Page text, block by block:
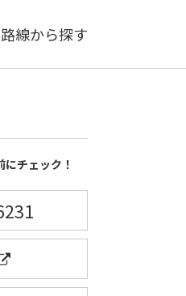
線から探す
チェック！